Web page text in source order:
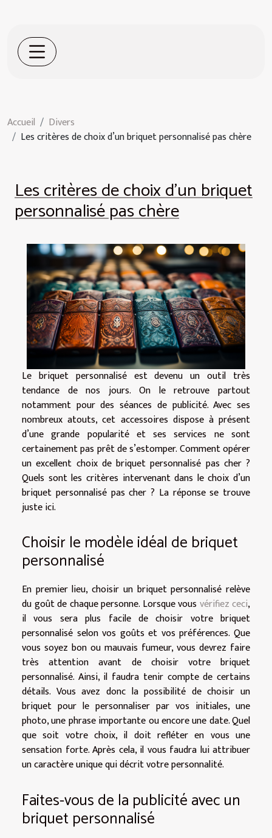
Accueil
Divers
Les critères de choix d’un briquet personnalisé pas chère
Les critères de choix d’un briquet
personnalisé pas chère
Le briquet personnalisé est devenu un outil très
tendance de nos jours. On le retrouve partout
notamment pour des séances de publicité. Avec ses
nombreux atouts, cet accessoires dispose à présent
d’une grande popularité et ses services ne sont
certainement pas prêt de s’estomper. Comment opérer
un excellent choix de briquet personnalisé pas cher ?
Quels sont les critères intervenant dans le choix d’un
briquet personnalisé pas cher ? La réponse se trouve
juste ici.
Choisir le modèle idéal de briquet
personnalisé
En premier lieu, choisir un briquet personnalisé relève
du goût de chaque personne. Lorsque vous vérifiez ceci,
il vous sera plus facile de choisir votre briquet
personnalisé selon vos goûts et vos préférences. Que
vous soyez bon ou mauvais fumeur, vous devrez faire
très attention avant de choisir votre briquet
personnalisé. Ainsi, il faudra tenir compte de certains
détails. Vous avez donc la possibilité de choisir un
briquet pour le personnaliser par vos initiales, une
photo, une phrase importante ou encore une date. Quel
que soit votre choix, il doit refléter en vous une
sensation forte. Après cela, il vous faudra lui attribuer
un caractère unique qui décrit votre personnalité.
Faites-vous de la publicité avec un
briquet personnalisé